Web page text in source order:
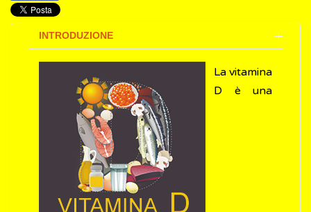
INTRODUZIONE
La vitamina
D è una